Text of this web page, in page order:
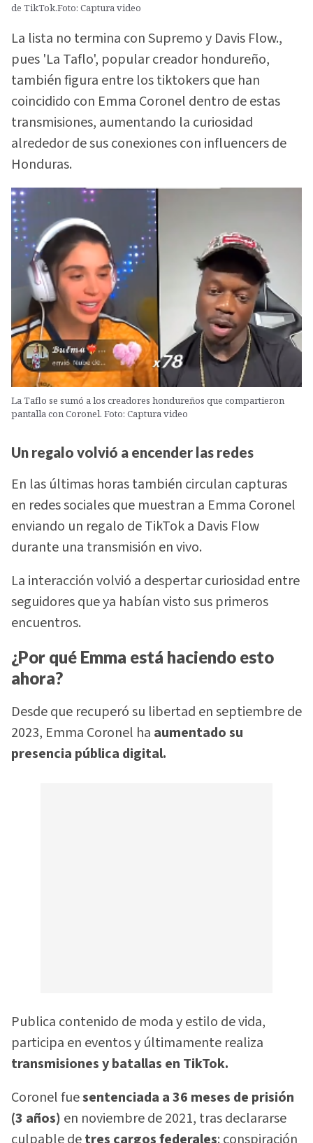
de TikTok.Foto: Captura video
La lista no termina con Supremo y Davis Flow.,
pues 'La Taflo', popular creador hondureño,
también figura entre los tiktokers que han
coincidido con Emma Coronel dentro de estas
transmisiones, aumentando la curiosidad
alrededor de sus conexiones con influencers de
Honduras.
La Taflo se sumó a los creadores hondureños que compartieron
pantalla con Coronel. Foto: Captura video
Un regalo volvió a encender las redes
En las últimas horas también circulan capturas
en redes sociales que muestran a Emma Coronel
enviando un regalo de TikTok a Davis Flow
durante una transmisión en vivo.
La interacción volvió a despertar curiosidad entre
seguidores que ya habían visto sus primeros
encuentros.
¿Por qué Emma está haciendo esto
ahora?
Desde que recuperó su libertad en septiembre de
2023, Emma Coronel ha aumentado su
presencia pública digital.
Publica contenido de moda y estilo de vida,
participa en eventos y últimamente realiza
transmisiones y batallas en TikTok.
Coronel fuesentenciada a 36 meses de prisión
(3 años) en noviembre de 2021, tras declararse